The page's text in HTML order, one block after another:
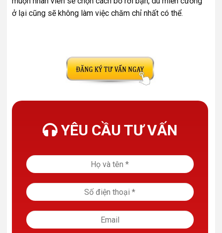
ở lại cũng sẽ không làm việc chăm chỉ nhất có thể.
YÊU CẦU TƯ VẤN